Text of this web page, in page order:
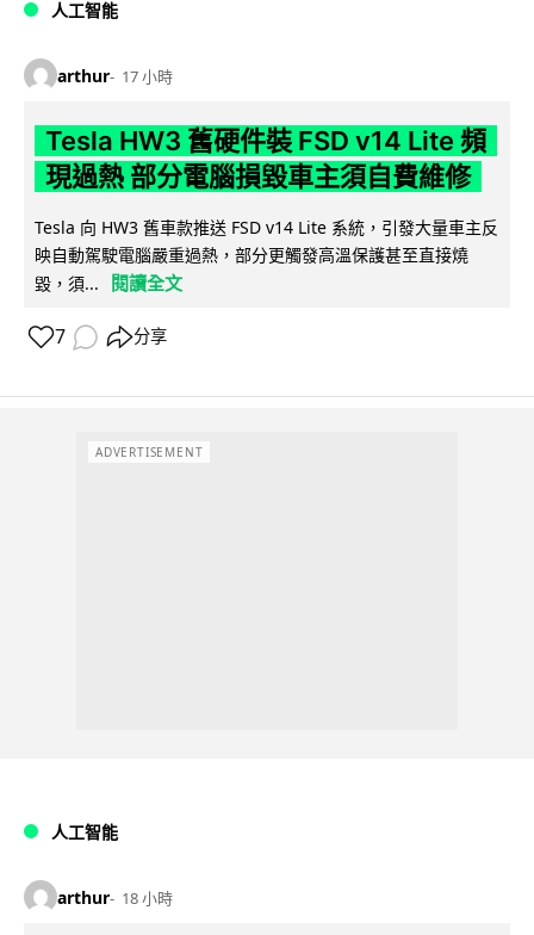
人工智能
arthur 17 小時
Tesla HW3 舊硬件裝 FSD v14 Lite 頻
現過熱 部分電腦損毀車主須自費維修
Tesla 向 HW3 舊車款推送 FSD v14 Lite 系統，引發大量車主反
映自動駕駛電腦嚴重過熱，部分更觸發高溫保護甚至直接燒
毀，須...
閱讀全文
7 分享
ADVERTISEMENT
人工智能
arthur 18 小時